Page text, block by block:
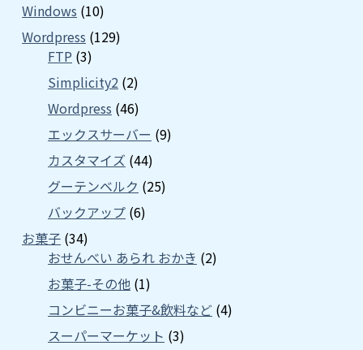
Windows (10)
Wordpress (129)
FTP (3)
Simplicity2 (2)
Wordpress (46)
エックスサーバー (9)
カスタマイズ (44)
グーテンベルク (25)
バックアップ (6)
お菓子 (34)
おせんべい あられ おかき (2)
お菓子-その他 (1)
コンビニーお菓子&飲料など (4)
スーパーマーケット (3)